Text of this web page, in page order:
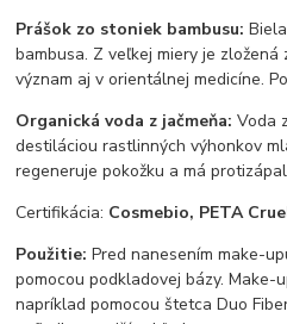
Prášok zo stoniek bambusu:
bambusa. Z veľkej miery je
význam aj v orientálnej medicíne.
Organická voda z jačmeňa:Voda
destiláciou rastlinných výhonkov
regeneruje pokožku a má
Certifikácia: Cosmebio, PETA
Použitie: Pred nanesením make-
pomocou podkladovej bázy. Make-
napríklad pomocou štetca Duo